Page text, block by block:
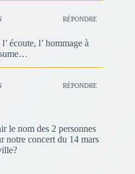
RÉPONDRE
écoute, l’ hommage à
RÉPONDRE
le nom des 2 personnes
notre concert du 14 mars